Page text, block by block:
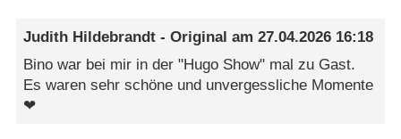
Judith Hildebrandt - Original am27.04.2026 16:18
Bino war bei mir in der "Hugo Show" mal zu Gast.
Es waren sehr schöne und unvergessliche Momente
❤